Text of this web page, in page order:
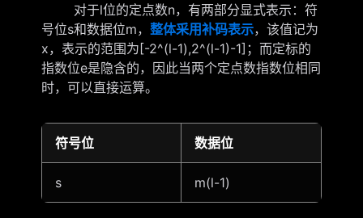
对于l位的定点数n，有两部分显式表示：符
号位s和数据位m， 整体采用补码表示，该值记为
x，表示的范围为[-2^(l-1),2^(l-1)-1]；而定标的
指数位e是隐含的，因此当两个定点数指数位相同
时，可以直接运算。
符号位 数据位
s m(l-1)